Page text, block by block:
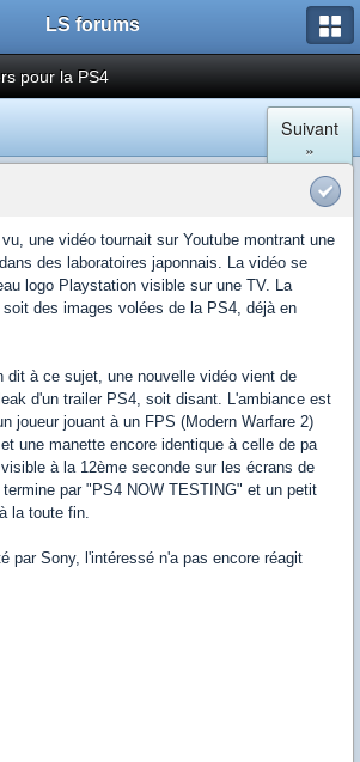
LS forums
pour la PS4
Suivant
»
une vidéo tournait sur Youtube montrant une
des laboratoires japonnais. La vidéo se
logo Playstation visible sur une TV. La
des images volées de la PS4, déjà en
dit à ce sujet, une nouvelle vidéo vient de
d'un trailer PS4, soit disant. L'ambiance est
joueur jouant à un FPS (Modern Warfare 2)
une manette encore identique à celle de pa
à la 12ème seconde sur les écrans de
par "PS4 NOW TESTING" et un petit
la toute fin.
par Sony, l'intéressé n'a pas encore réagit